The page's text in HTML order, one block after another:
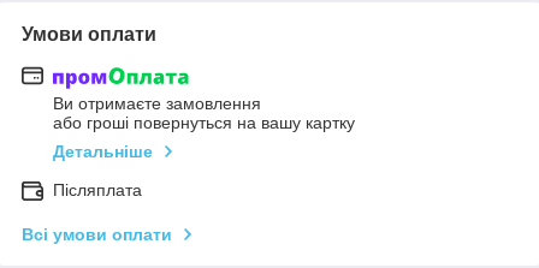
Умови оплати
Ви отримаєте замовлення
або гроші повернуться на вашу картку
Детальніше
Післяплата
Всі умови оплати